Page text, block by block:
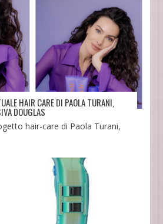
HAIR CARE DI PAOLA TURANI,
DOUGLAS
hair-care di Paola Turani,